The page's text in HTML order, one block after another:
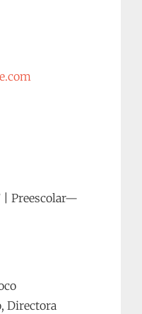
|Preescolar—
Directora